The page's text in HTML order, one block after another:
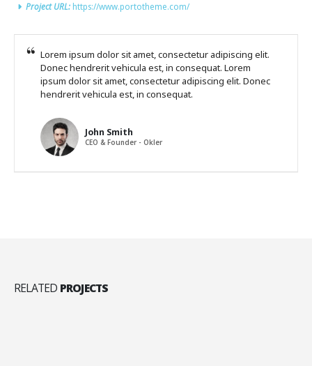
Project URL: https://www.portotheme.com/
Lorem ipsum dolor sit amet, consectetur adipiscing elit.
Donec hendrerit vehicula est, in consequat. Lorem
ipsum dolor sit amet, consectetur adipiscing elit. Donec
hendrerit vehicula est, in consequat.
John Smith
CEO & Founder - Okler
RELATED PROJECTS